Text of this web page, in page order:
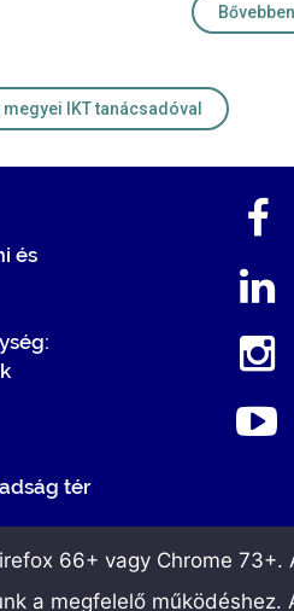
Bővebben
Kapcsolat a megyei IKT tanácsadóval
és
tér
66+ vagy Chrome 73+.
a megfelelő